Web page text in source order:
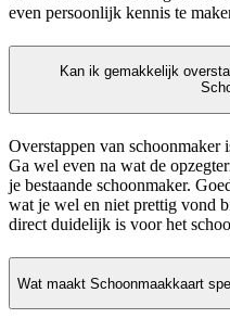
even persoonlijk kennis te
Kan ik gemakkelijk
Overstappen van schoonmaker
Ga wel even na wat de
je bestaande schoonmaker.
wat je wel en niet prettig vond
direct duidelijk is voor het
Wat maakt Schoonmaakkaart